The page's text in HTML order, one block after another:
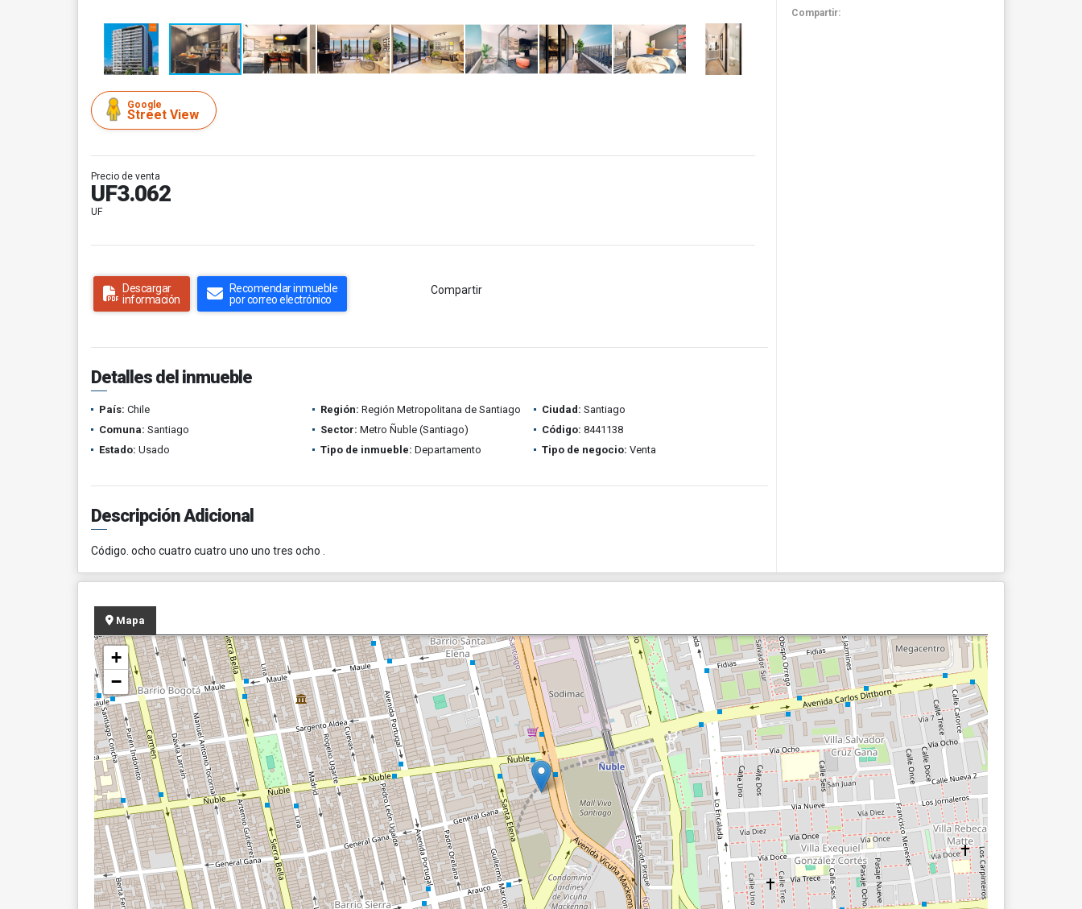
Google
Street View
Precio de venta
UF3.062
UF
Descargar
información
Recomendar inmueble
por correo electrónico
Compartir
Detalles del inmueble
País: Chile Región: Región Metropolitana de Santiago Ciudad: Santiago
Comuna: Santiago Sector: Metro Ñuble (Santiago) Código: 8441138
Estado: Usado Tipo de inmueble: Departamento Tipo de negocio: Venta
Descripción Adicional
Código. ocho cuatro cuatro uno uno tres ocho .
Compartir:
Mapa
+
−